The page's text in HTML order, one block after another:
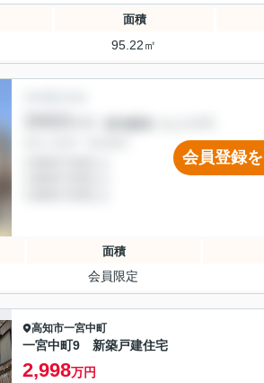
面積
95.22㎡
会員登録
面積
会員限定
高知市一宮中町
一宮中町9 新築戸建住宅
2,998万円